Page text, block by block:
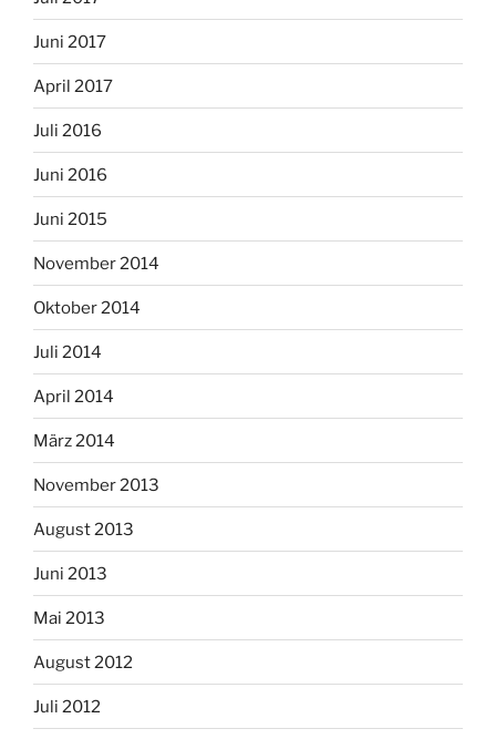
Juni 2017
April 2017
Juli 2016
Juni 2016
Juni 2015
November 2014
Oktober 2014
Juli 2014
April 2014
März 2014
November 2013
August 2013
Juni 2013
Mai 2013
August 2012
Juli 2012